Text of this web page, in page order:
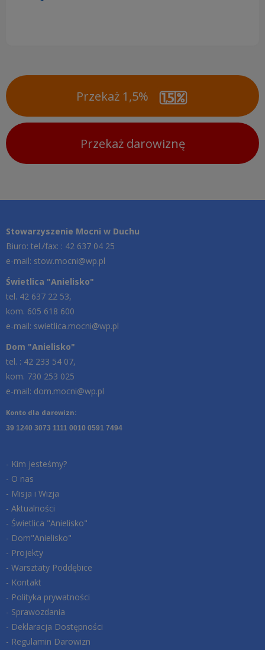
Przekaż 1,5%
Przekaż darowiznę
Stowarzyszenie Mocni w Duchu
Biuro: tel./fax: : 42 637 04 25
e-mail: stow.mocni@wp.pl
Świetlica "Anielisko"
tel. 42 637 22 53,
kom. 605 618 600
e-mail: swietlica.mocni@wp.pl
Dom "Anielisko"
tel. : 42 233 54 07,
kom. 730 253 025
e-mail: dom.mocni@wp.pl
Konto dla darowizn:
39 1240 3073 1111 0010 0591 7494
- Kim jesteśmy?
- O nas
- Misja i Wizja
- Aktualności
- Świetlica "Anielisko"
- Dom"Anielisko"
- Projekty
- Warsztaty Poddębice
- Kontakt
- Polityka prywatności
- Sprawozdania
- Deklaracja Dostępności
- Regulamin Darowizn